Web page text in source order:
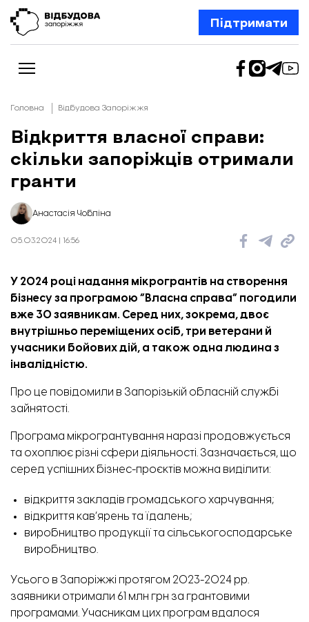
Підтримати
Новини
Відбудова Запоріжжя
Ексклюзив
Бізнес
Шлях додому
Відбудова. Життя
Про нас
Головна Відбудова Запоріжжя
Відкриття власної справи:
скільки запоріжців отримали
гранти
Анастасія Чобліна
05.03.2024 | 16:56
У 2024 році надання мікрогрантів на створення
бізнесу за програмою “Власна справа” погодили
вже 30 заявникам. Серед них, зокрема, двоє
внутрішньо переміщених осіб, три ветерани й
учасники бойових дій, а також одна людина з
інвалідністю.
Про це повідомили в Запорізькій обласній службі
зайнятості.
Програма мікрогрантування наразі продовжується
та охоплює різні сфери діяльності. Зазначається, що
серед успішних бізнес-проєктів можна виділити:
відкриття закладів громадського харчування;
відкриття кав’ярень та їдалень;
виробництво продукції та сільськогосподарське
виробництво.
Усього в Запоріжжі протягом 2023-2024 рр.
заявники отримали 61 млн грн за грантовими
програмами. Учасникам цих програм вдалося